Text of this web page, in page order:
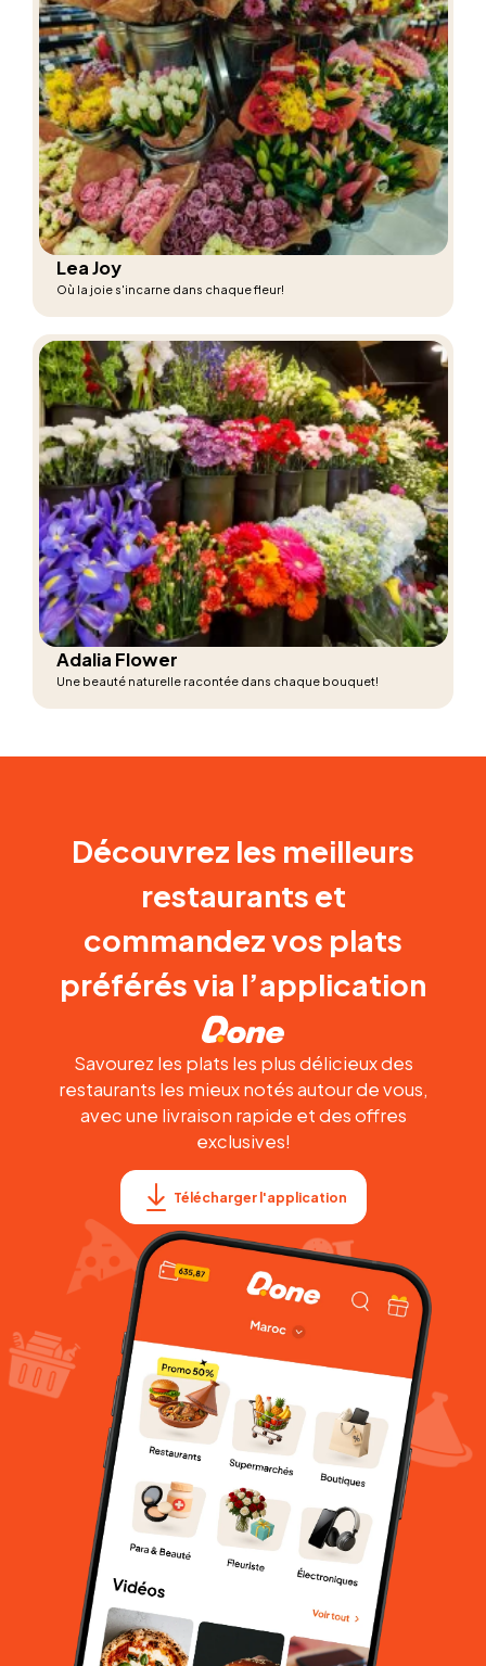
Lea Joy
Où la joie s'incarne dans chaque fleur!
Adalia Flower
Une beauté naturelle racontée dans chaque bouquet!
Découvrez les meilleurs
restaurants et
commandez vos plats
préférés via l’application
Savourez les plats les plus délicieux des
restaurants les mieux notés autour de vous,
avec une livraison rapide et des offres
exclusives!
Télécharger l'application